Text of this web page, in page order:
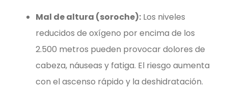
Mal de altura (soroche): Los niveles
reducidos de oxígeno por encima de los
2.500 metros pueden provocar dolores de
cabeza, náuseas y fatiga. El riesgo aumenta
con el ascenso rápido y la deshidratación.